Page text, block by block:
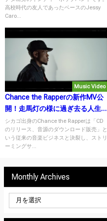
高校時代の友人であったベースのJessy
Caro...
Music Video
Chance the Rapperの新作MV公
開！走馬灯の様に過ぎ去る人生
を見つめ直す一曲。
シカゴ出身のChance the Rapperは「CD
のリリース、音源のダウンロード販売」と
いう従来の音楽ビジネスと決裂し、ストリ
ーミングサ...
Monthly Archives